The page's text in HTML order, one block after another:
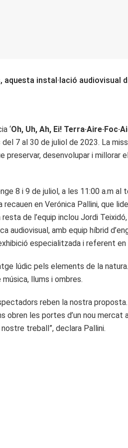
instal·lació audiovisual
‘Oh, Uh, Ah, Ei!
7 al 30 de juliol de 2023. La
desenvolupar i millorar
8 i 9 de juliol, a les 11:00 a.m
recauen en Verónica Pallini, que
de l’equip inclou Jordi
amb equip híbrid
especialitzada i referent
lúdic pels elements de la
llums i ombres.
reben la nostra
les portes d’un nou
treball”, declara Pallini.